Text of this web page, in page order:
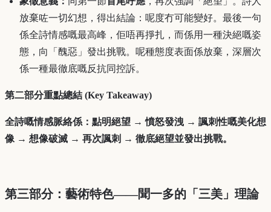
放棄咗一切幻想，得出結論：呢度冇可能變好。最後一句
係全詩情感嘅最高峰，佢唔再掙扎，而係用一種決絕嘅姿
態，向「醜惡」發出挑戰。呢種態度表面係放棄，深層次
係一種最徹底嘅反抗同控訴。
第二部分重點總結 (Key Takeaway)
全詩嘅情感脈絡係：點明絕望 → 憤怒發洩 → 諷刺性嘅美化想
像 → 想像破滅 → 再次諷刺 → 徹底絕望並發出挑戰。
第三部分：藝術特色——聞一多的「三美」理論